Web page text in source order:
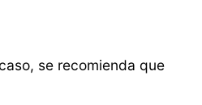
se recomienda que